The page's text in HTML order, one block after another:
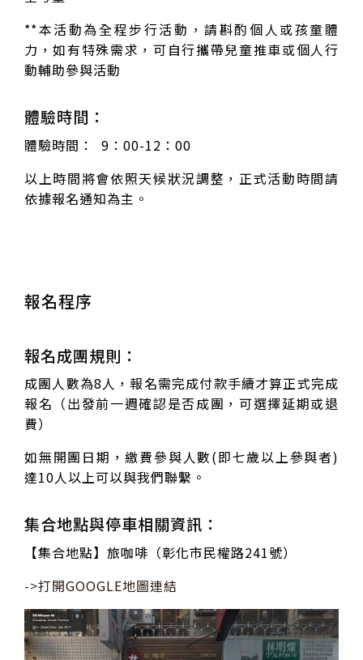
**本活動為全程步行活動，請斟酌個人或孩童體
力，如有特殊需求，可自行攜帶兒童推車或個人行
動輔助參與活動
體驗時間：
體驗時間： 9：00-12：00
以上時間將會依照天候狀況調整，正式活動時間請
依據報名通知為主。
報名程序
報名成團規則：
成團人數為8人，報名需完成付款手續才算正式完成
報名（出發前一週確認是否成團，可選擇延期或退
費）
如無開團日期，繳費參與人數(即七歲以上參與者)
達10人以上可以與我們聯繫。
集合地點與停車相關資訊：
【集合地點】旅咖啡（彰化市民權路241號）
->打開GOOGLE地圖連結